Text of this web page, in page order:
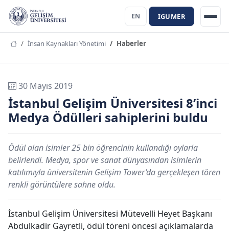
EN IGUMER
İnsan Kaynakları Yönetimi Haberler
30 Mayıs 2019
İstanbul Gelişim Üniversitesi 8’inci
Medya Ödülleri sahiplerini buldu
Ödül alan isimler 25 bin öğrencinin kullandığı oylarla
belirlendi. Medya, spor ve sanat dünyasından isimlerin
katılımıyla üniversitenin Gelişim Tower’da gerçekleşen tören
renkli görüntülere sahne oldu.
İstanbul Gelişim Üniversitesi Mütevelli Heyet Başkanı
Abdulkadir Gayretli, ödül töreni öncesi açıklamalarda